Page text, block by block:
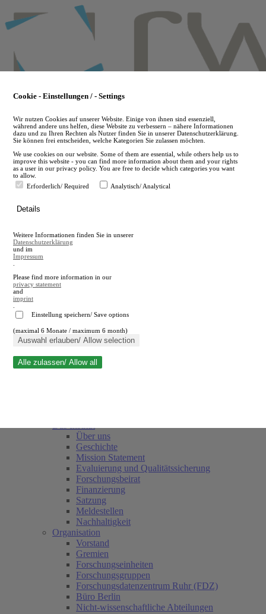
to
main
en
A
A
Suche schließen
Über uns
Geschichte
Mission Statement
Evaluierung und Qualitätssicherung
Forschungsbeirat
Finanzierung
Satzung
Meldestellen
Nachhaltigkeit
Organisation
Vorstand
Gremien
Forschungseinheiten
Forschungsgruppen
Forschungsdatenzentrum Ruhr (FDZ)
Büro Berlin
Nicht-wissenschaftliche Abteilungen
Cookie - Einstellungen / - Settings
Wir nutzen Cookies auf unserer Website. Einige von ihnen sind essenziell,
während andere uns helfen, diese Website zu verbessern – nähere Informationen
dazu und zu Ihren Rechten als Nutzer finden Sie in unserer Datenschutzerklärung.
Sie können frei entscheiden, welche Kategorien Sie zulassen möchten.
We use cookies on our website. Some of them are essential, while others help us to
improve this website - you can find more information about them and your rights
as a user in our privacy policy. You are free to decide which categories you want
to allow.
Erforderlich/ Required
Analytisch/ Analytical
Details
Weitere Informationen finden Sie in unserer
Datenschutzerklärung
und im
Impressum
Please find more information in our
privacy statement
and
imprint
Einstellung speichern/ Save options
(maximal 6 Monate / maximum 6 month)
Auswahl erlauben/ Allow selection
Alle zulassen/ Allow all